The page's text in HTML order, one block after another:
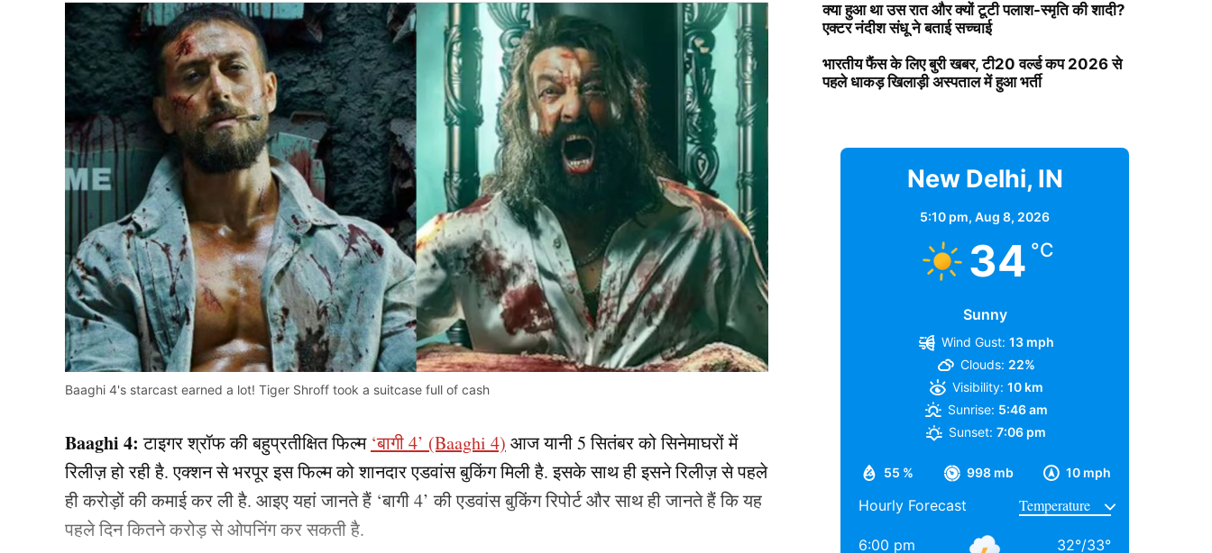
Baaghi 4's starcast earned a lot! Tiger Shroff took a suitcase full of cash
Baaghi 4: टाइगर श्रॉफ की बहुप्रतीक्षित फिल्म ‘बागी 4’ (Baaghi 4) आज यानी 5 सितंबर को सिनेमाघरों में
रिलीज़ हो रही है. एक्शन से भरपूर इस फिल्म को शानदार एडवांस बुकिंग मिली है. इसके साथ ही इसने रिलीज़ से पहले
ही करोड़ों की कमाई कर ली है. आइए यहां जानते हैं ‘बागी 4’ की एडवांस बुकिंग रिपोर्ट और साथ ही जानते हैं कि यह
पहले दिन कितने करोड़ से ओपनिंग कर सकती है.
क्या हुआ था उस रात और क्यों टूटी पलाश-स्मृति की शादी?
एक्टर नंदीश संधू ने बताई सच्चाई
भारतीय फैंस के लिए बुरी खबर, टी20 वर्ल्ड कप 2026 से
पहले धाकड़ खिलाड़ी अस्पताल में हुआ भर्ती
New Delhi, IN
5:10 pm, Aug 8, 2026
34 °C
Sunny
55 % 998 mb 10 mph
Wind Gust: 13 mph
Clouds: 22%
Visibility: 10 km
Sunrise: 5:46 am
Sunset: 7:06 pm
Hourly Forecast
6:00 pm 32°/33°